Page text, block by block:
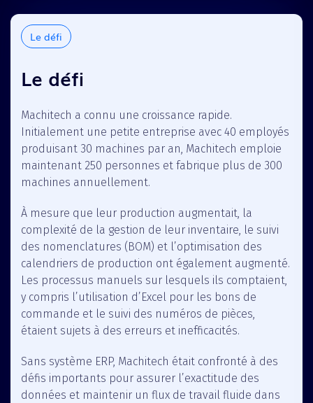
Le défi
Le défi
Machitech a connu une croissance rapide.
Initialement une petite entreprise avec 40 employés
produisant 30 machines par an, Machitech emploie
maintenant 250 personnes et fabrique plus de 300
machines annuellement.
À mesure que leur production augmentait, la
complexité de la gestion de leur inventaire, le suivi
des nomenclatures (BOM) et l’optimisation des
calendriers de production ont également augmenté.
Les processus manuels sur lesquels ils comptaient,
y compris l’utilisation d’Excel pour les bons de
commande et le suivi des numéros de pièces,
étaient sujets à des erreurs et inefficacités.
Sans système ERP, Machitech était confronté à des
défis importants pour assurer l’exactitude des
données et maintenir un flux de travail fluide dans